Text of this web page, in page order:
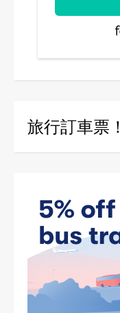
旅行訂車票！